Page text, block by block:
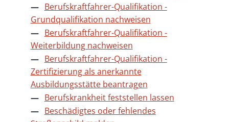
Berufskraftfahrer-Qualifikation -
Grundqualifikation nachweisen
Berufskraftfahrer-Qualifikation -
Weiterbildung nachweisen
Berufskraftfahrer-Qualifikation -
Zertifizierung als anerkannte
Ausbildungsstätte beantragen
Berufskrankheit feststellen lassen
Beschädigtes oder fehlendes